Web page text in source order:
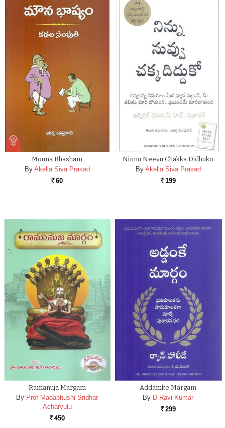
Mouna Bhasham
By Akella Siva Prasad
Rs. 60
Ninnu Neevu Chakka Didhuko
By Akella Siva Prasad
Rs. 199
Ramanuja Margam
By Prof Madabhushi Sridhar
Acharyulu
Rs. 450
Addamke Margam
By D Ravi Kumar
Rs. 299